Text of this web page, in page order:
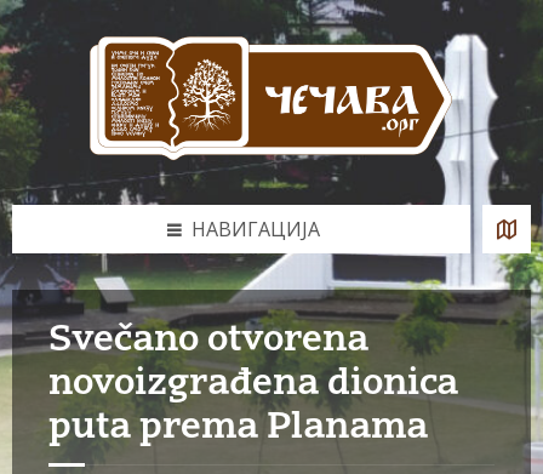
Skip
to
content
Skip
to
left
sidebar
Skip
to
footer
НАВИГАЦИЈА
Svečano otvorena
novoizgrađena dionica
puta prema Planama